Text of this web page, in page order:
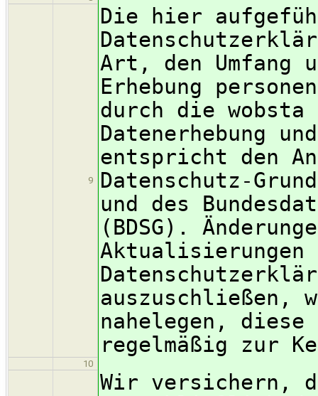
9
Die hier
Art, den Umfang
Erhebung
durch die wobsta
Datenerhebung
entspricht den
Datenschutz-
und des
(BDSG).
Aktualisierungen
auszuschließen,
nahelegen, diese
regelmäßig zur
10
Wir versichern,